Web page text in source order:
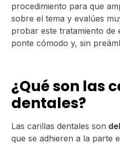
procedimiento para que
sobre el tema y evalúes
probar este tratamiento de
ponte cómodo y, sin
¿Qué son las
dentales?
Las carillas dentales son
que se adhieren a la parte